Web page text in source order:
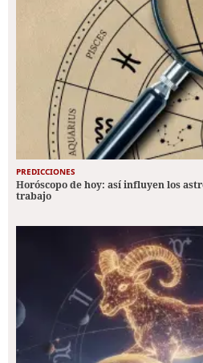
PREDICCIONES
Horóscopo de hoy: así influyen los
trabajo